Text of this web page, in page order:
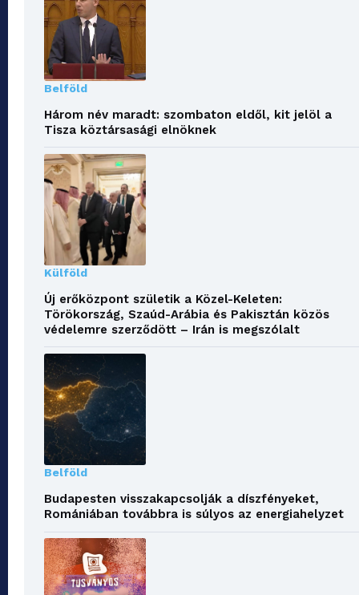
Belföld
Három név maradt: szombaton eldől, kit jelöl a
Tisza köztársasági elnöknek
Külföld
Új erőközpont születik a Közel-Keleten:
Törökország, Szaúd-Arábia és Pakisztán közös
védelemre szerződött – Irán is megszólalt
Belföld
Budapesten visszakapcsolják a díszfényeket,
Romániában továbbra is súlyos az energiahelyzet